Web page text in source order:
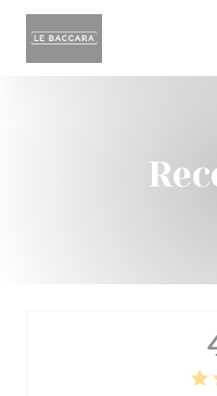
Personalizzazione delle tue